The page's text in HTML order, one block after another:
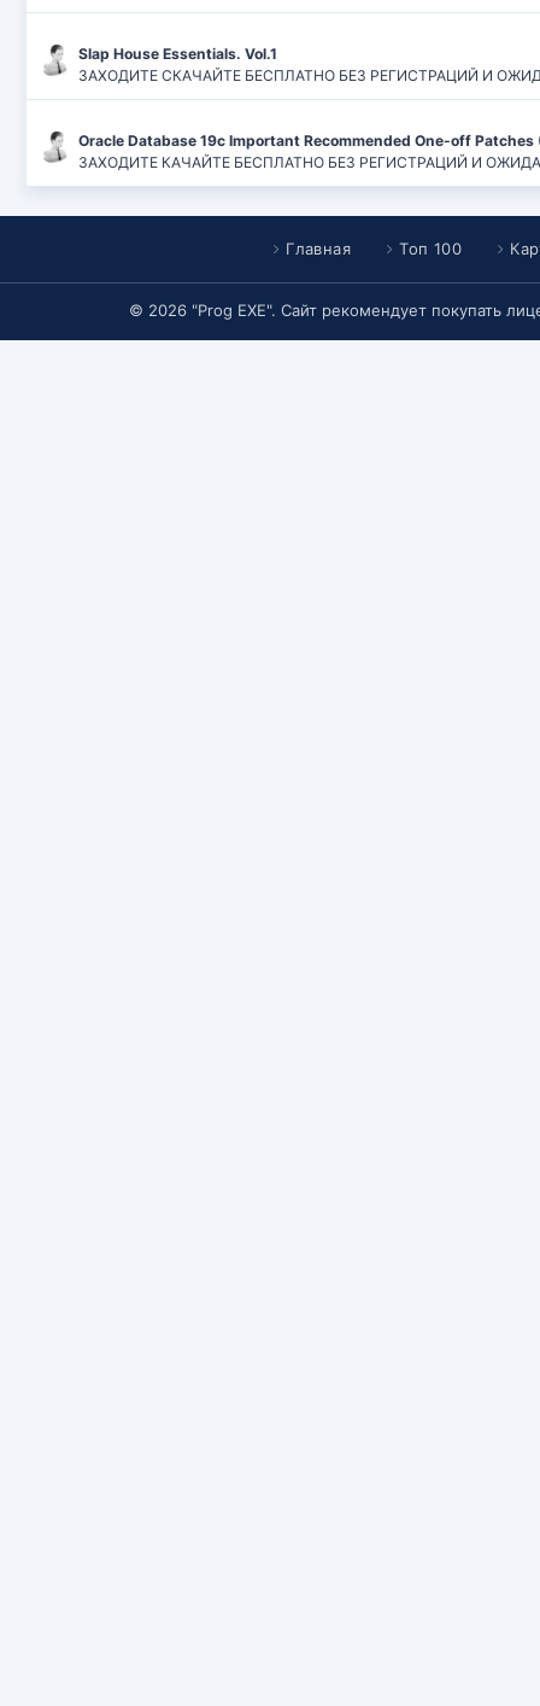
Slap House Essentials. Vol.1
ЗАХОДИТЕ СКАЧАЙТЕ БЕСПЛАТНО БЕЗ РЕГИСТРАЦИЙ И
Oracle Database 19c Important Recommended One-off Patches
ЗАХОДИТЕ КАЧАЙТЕ БЕСПЛАТНО БЕЗ РЕГИСТРАЦИЙ И
Главная Топ 100
© 2026 "Prog EXE". Сайт рекомендует покупать